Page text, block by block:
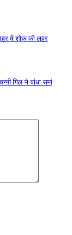
में शोक की लहर
गिल ने बांधा समां